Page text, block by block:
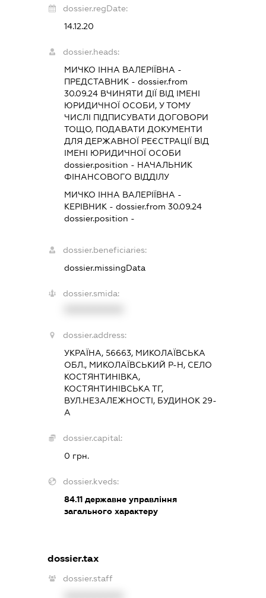
dossier.regDate:
14.12.20
dossier.heads:
МИЧКО ІННА ВАЛЕРІЇВНА -
ПРЕДСТАВНИК - dossier.from
30.09.24 ВЧИНЯТИ ДІЇ ВІД ІМЕНІ
ЮРИДИЧНОЇ ОСОБИ, У ТОМУ
ЧИСЛІ ПІДПИСУВАТИ ДОГОВОРИ
ТОЩО, ПОДАВАТИ ДОКУМЕНТИ
ДЛЯ ДЕРЖАВНОЇ РЕЄСТРАЦІЇ ВІД
ІМЕНІ ЮРИДИЧНОЇ ОСОБИ
dossier.position - НАЧАЛЬНИК
ФІНАНСОВОГО ВІДДІЛУ
МИЧКО ІННА ВАЛЕРІЇВНА -
КЕРІВНИК - dossier.from 30.09.24
dossier.position -
dossier.beneficiaries:
dossier.missingData
dossier.smida:
dossier.address:
УКРАЇНА, 56663, МИКОЛАЇВСЬКА
ОБЛ., МИКОЛАЇВСЬКИЙ Р-Н, СЕЛО
КОСТЯНТИНІВКА,
КОСТЯНТИНІВСЬКА ТГ,
ВУЛ.НЕЗАЛЕЖНОСТІ, БУДИНОК 29-
А
dossier.capital:
0 грн.
dossier.kveds:
84.11 державне управління
загального характеру
dossier.tax
dossier.staff